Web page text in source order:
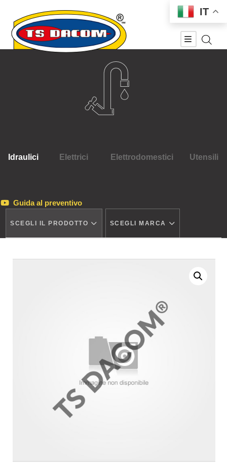
Idraulici Elettrici Elettrodomestici Utensili
Guida al preventivo
SCEGLI IL PRODOTTO SCEGLI MARCA
IT